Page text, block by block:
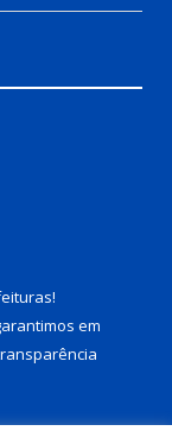
!
em